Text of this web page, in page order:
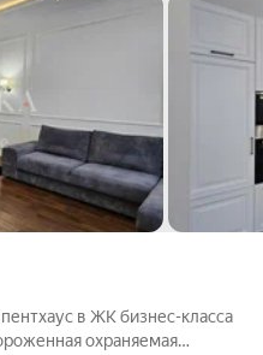
в ЖК бизнес-класса
охраняемая